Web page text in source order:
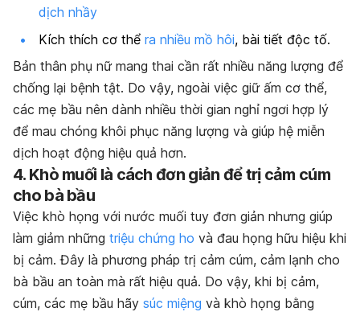
dịch nhầy
Kích thích cơ thể ra nhiều mồ hôi, bài tiết độc tố.
Bản thân phụ nữ mang thai cần rất nhiều năng lượng để
chống lại bệnh tật. Do vậy, ngoài việc giữ ấm cơ thể,
các mẹ bầu nên dành nhiều thời gian nghỉ ngơi hợp lý
để mau chóng khôi phục năng lượng và giúp hệ miễn
dịch hoạt động hiệu quả hơn.
4. Khò muối là cách đơn giản để trị cảm cúm
cho bà bầu
Việc khò họng với nước muối tuy đơn giản nhưng giúp
làm giảm những triệu chứng ho và đau họng hữu hiệu khi
bị cảm. Đây là phương pháp trị cảm cúm, cảm lạnh cho
bà bầu an toàn mà rất hiệu quả. Do vậy, khi bị cảm,
cúm, các mẹ bầu hãy súc miệng và khò họng bằng